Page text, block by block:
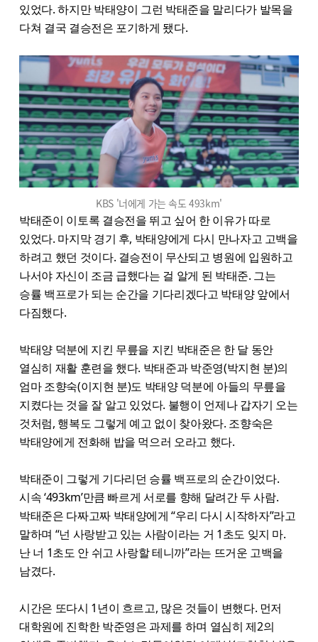
있었다. 하지만 박태양이 그런 박태준을 말리다가 발목을
다쳐 결국 결승전은 포기하게 됐다.
KBS '너에게 가는 속도 493km'
박태준이 이토록 결승전을 뛰고 싶어 한 이유가 따로
있었다. 마지막 경기 후, 박태양에게 다시 만나자고 고백을
하려고 했던 것이다. 결승전이 무산되고 병원에 입원하고
나서야 자신이 조금 급했다는 걸 알게 된 박태준. 그는
승률 백프로가 되는 순간을 기다리겠다고 박태양 앞에서
다짐했다.
박태양 덕분에 지킨 무릎을 지킨 박태준은 한 달 동안
열심히 재활 훈련을 했다. 박태준과 박준영(박지현 분)의
엄마 조향숙(이지현 분)도 박태양 덕분에 아들의 무릎을
지켰다는 것을 잘 알고 있었다. 불행이 언제나 갑자기 오는
것처럼, 행복도 그렇게 예고 없이 찾아왔다. 조향숙은
박태양에게 전화해 밥을 먹으러 오라고 했다.
박태준이 그렇게 기다리던 승률 백프로의 순간이었다.
시속 ‘493km’만큼 빠르게 서로를 향해 달려간 두 사람.
박태준은 다짜고짜 박태양에게 “우리 다시 시작하자”라고
말하며 “넌 사랑받고 있는 사람이라는 거 1초도 잊지 마.
난 너 1초도 안 쉬고 사랑할 테니까”라는 뜨거운 고백을
남겼다.
시간은 또다시 1년이 흐르고, 많은 것들이 변했다. 먼저
대학원에 진학한 박준영은 과제를 하며 열심히 제2의